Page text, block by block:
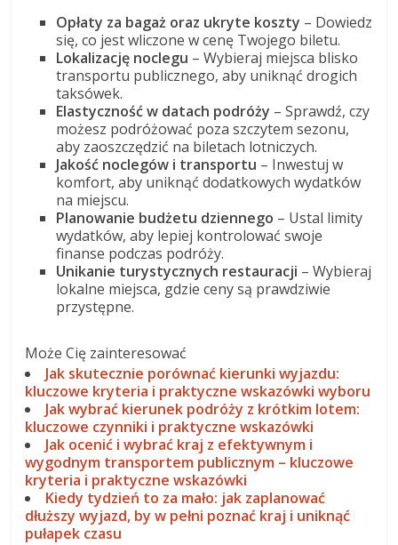
Opłaty za bagaż oraz ukryte koszty – Dowiedz
się, co jest wliczone w cenę Twojego biletu.
Lokalizację noclegu – Wybieraj miejsca blisko
transportu publicznego, aby uniknąć drogich
taksówek.
Elastyczność w datach podróży – Sprawdź, czy
możesz podróżować poza szczytem sezonu,
aby zaoszczędzić na biletach lotniczych.
Jakość noclegów i transportu – Inwestuj w
komfort, aby uniknąć dodatkowych wydatków
na miejscu.
Planowanie budżetu dziennego – Ustal limity
wydatków, aby lepiej kontrolować swoje
finanse podczas podróży.
Unikanie turystycznych restauracji – Wybieraj
lokalne miejsca, gdzie ceny są prawdziwie
przystępne.
Może Cię zainteresować
Jak skutecznie porównać kierunki wyjazdu:
kluczowe kryteria i praktyczne wskazówki wyboru
Jak wybrać kierunek podróży z krótkim lotem:
kluczowe czynniki i praktyczne wskazówki
Jak ocenić i wybrać kraj z efektywnym i
wygodnym transportem publicznym – kluczowe
kryteria i praktyczne wskazówki
Kiedy tydzień to za mało: jak zaplanować
dłuższy wyjazd, by w pełni poznać kraj i uniknąć
pułapek czasu